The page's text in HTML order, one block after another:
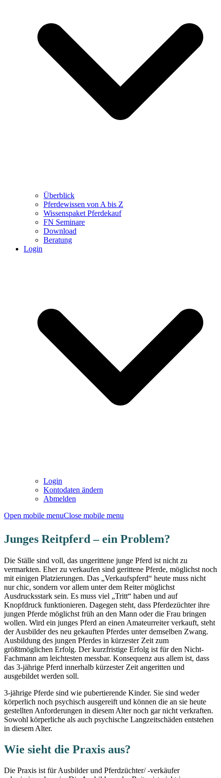
Überblick
Pferdewissen von A bis Z
Wissenspaket Pferdekauf
FN Seminare
Download
Beratung
Login
Login
Kontodaten ändern
Abmelden
Open mobile menuClose mobile menu
Junges Reitpferd – ein Problem?
Die Ställe sind voll, das ungerittene junge Pferd ist nicht zu
vermarkten. Eher zu verkaufen sind gerittene Pferde, möglichst noch
mit einigen Platzierungen. Das „Verkaufspferd“ heute muss nicht
nur chic, sondern vor allem unter dem Reiter möglichst
Ausdrucksstark sein. Es muss viel „Tritt“ haben und auf
Knopfdruck funktionieren. Dagegen steht, dass Pferdezüchter ihre
jungen Pferde möglichst früh an den Mann oder die Frau bringen
wollen. Wird ein junges Pferd an einen Amateurreiter verkauft, steht
der Ausbilder des neu gekauften Pferdes unter demselben Zwang.
Ausbildung des jungen Pferdes in kürzester Zeit zum
größtmöglichen Erfolg. Der kurzfristige Erfolg ist für den Nicht-
Fachmann am leichtesten messbar. Konsequenz aus allem ist, dass
das 3-jährige Pferd innerhalb kürzester Zeit angeritten und
ausgebildet werden soll.
3-jährige Pferde sind wie pubertierende Kinder. Sie sind weder
körperlich noch psychisch ausgereift und können die an sie heute
gestellten Anforderungen in diesem Alter noch gar nicht verkraften.
Sowohl körperliche als auch psychische Langzeitschäden entstehen
in diesem Alter.
Wie sieht die Praxis aus?
Die Praxis ist für Ausbilder und Pferdzüchter/ -verkäufer